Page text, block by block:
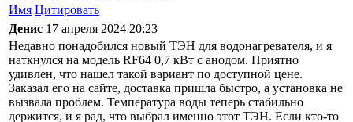
Имя Цитировать
Денис 17 апреля 2024 20:23
Недавно понадобился новый ТЭН для водонагревателя, и я
наткнулся на модель RF64 0,7 кВт с анодом. Приятно
удивлен, что нашел такой вариант по доступной цене.
Заказал его на сайте, доставка пришла быстро, а установка не
вызвала проблем. Температура воды теперь стабильно
держится, и я рад, что выбрал именно этот ТЭН. Если кто-то